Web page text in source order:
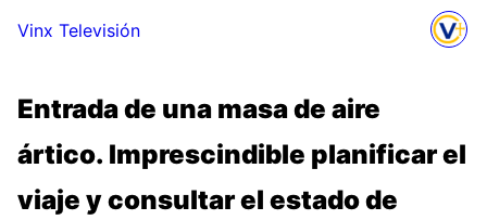
Vinx Televisión
Entrada de una masa de aire
ártico. Imprescindible planificar el
viaje y consultar el estado de